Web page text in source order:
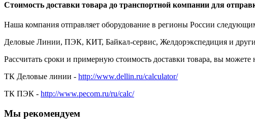
Стоимость доставки товара до транспортной компании для
Наша компания отправляет оборудование в регионы России
Деловые Линии, ПЭК, КИТ, Байкал-сервис, Желдорэкспедиция и
Рассчитать сроки и примерную стоимость доставки товара, вы
ТК Деловые линии - http://www.dellin.ru/calculator/
ТК ПЭК - http://www.pecom.ru/ru/calc/
Мы рекомендуем